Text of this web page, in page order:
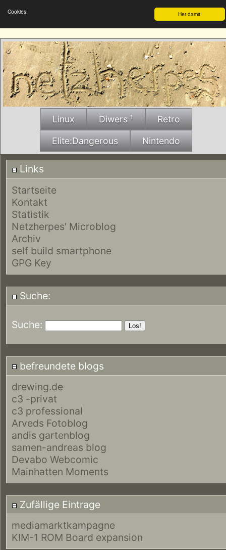
Her damit!
Cookies!
Linux Diwers ¹ Retro
Elite:Dangerous Nintendo
Links
Startseite
Kontakt
Statistik
Netzherpes' Microblog
Archiv
self build smartphone
GPG Key
Suche:
Suche:
befreundete blogs
drewing.de
c3 -privat
c3 professional
Arveds Fotoblog
andis gartenblog
samen-andreas blog
Devabo Webcomic
Mainhatten Moments
Zufällige Eintrage
mediamarktkampagne
KIM-1 ROM Board expansion